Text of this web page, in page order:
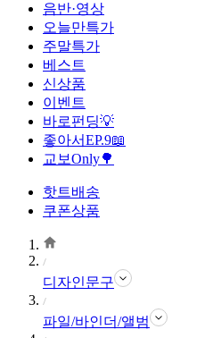
음반·영상
오늘만특가
주말특가
베스트
신상품
이벤트
바로펀딩💡
좋아서EP.9📖
교보Only🌳
핫트배송
쿠폰상품
디자인문구
파일/바인더/앨범